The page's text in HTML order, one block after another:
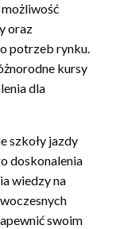
możliwość
oraz
potrzeb rynku.
kursy
dla
szkoły jazdy
doskonalenia
wiedzy na
swoim